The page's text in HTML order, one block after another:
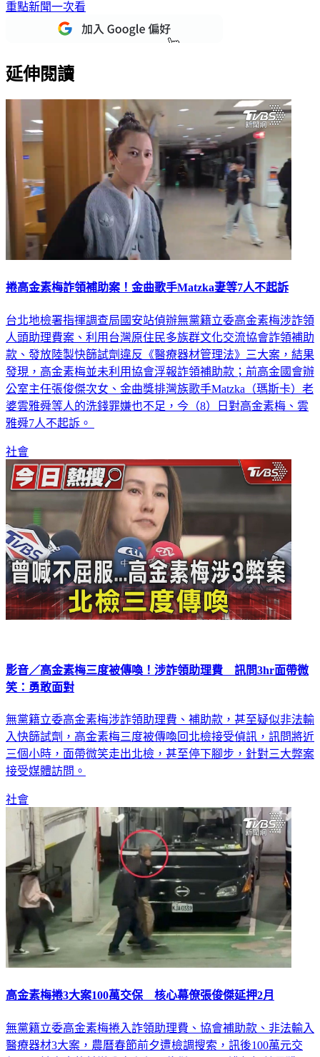
重點新聞一次看
延伸閱讀
捲高金素梅詐領補助案！金曲歌手Matzka妻等7人不起訴
台北地檢署指揮調查局國安站偵辦無黨籍立委高金素梅涉詐領
人頭助理費案、利用台灣原住民多族群文化交流協會詐領補助
款、發放陸製快篩試劑違反《醫療器材管理法》三大案，結果
發現，高金素梅並未利用協會浮報詐領補助款；前高金國會辦
公室主任張俊傑次女、金曲獎排灣族歌手Matzka（瑪斯卡）老
婆雲雅舜等人的洗錢罪嫌也不足，今（8）日對高金素梅、雲
雅舜7人不起訴。
社會
影音／高金素梅三度被傳喚！涉詐領助理費 訊問3hr面帶微
笑：勇敢面對
無黨籍立委高金素梅涉詐領助理費、補助款，甚至疑似非法輸
入快篩試劑，高金素梅三度被傳喚回北檢接受偵訊，訊問將近
三個小時，面帶微笑走出北檢，甚至停下腳步，針對三大弊案
接受媒體訪問。
社會
高金素梅捲3大案100萬交保 核心幕僚張俊傑延押2月
無黨籍立委高金素梅捲入詐領助理費、協會補助款、非法輸入
醫療器材3大案，農曆春節前夕遭檢調搜索，訊後100萬元交